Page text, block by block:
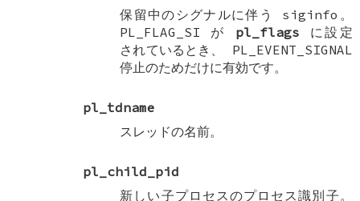
保留中のシグナルに伴う siginfo。
PL_FLAG_SI が pl_flags に設定
されているとき、 PL_EVENT_SIGNAL
停止のためだけに有効です。
pl_tdname
スレッドの名前。
pl_child_pid
新しい子プロセスのプロセス識別子。